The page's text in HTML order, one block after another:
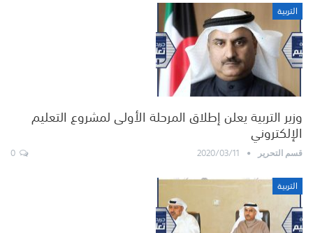
التربية
وزير التربية يعلن إطلاق المرحلة الأولى لمشروع التعليم
الإلكتروني
قسم التحرير 2020/03/11
التربية